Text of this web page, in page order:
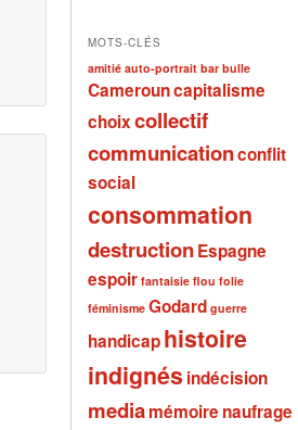
MOTS-CLÉS
amitié auto-portrait bar bulle
Camerouncapitalisme
choixcollectif
communicationconflit
social
consommation
destructionEspagne
espoir fantaisie flou folie
féminisme Godard guerre
handicaphistoire
indignés indécision
mediamémoire naufrage